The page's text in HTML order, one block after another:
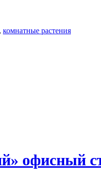
, комнатные растения
офисный